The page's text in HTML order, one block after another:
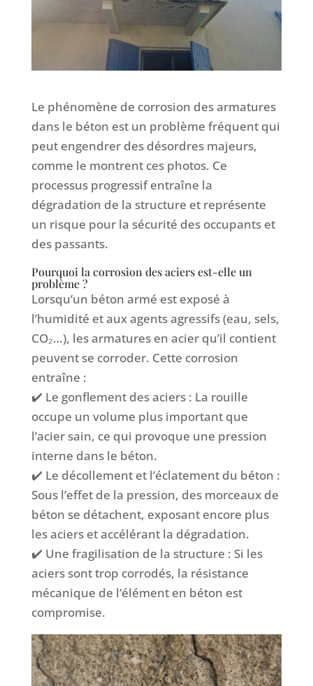
Le phénomène de corrosion des armatures
dans le béton est un problème fréquent qui
peut engendrer des désordres majeurs,
comme le montrent ces photos. Ce
processus progressif entraîne la
dégradation de la structure et représente
un risque pour la sécurité des occupants et
des passants.
Pourquoi la corrosion des aciers est-elle un
problème ?
Lorsqu’un béton armé est exposé à
l’humidité et aux agents agressifs (eau, sels,
CO₂…), les armatures en acier qu’il contient
peuvent se corroder. Cette corrosion
entraîne :
✔️ Le gonflement des aciers : La rouille
occupe un volume plus important que
l’acier sain, ce qui provoque une pression
interne dans le béton.
✔️ Le décollement et l’éclatement du béton :
Sous l’effet de la pression, des morceaux de
béton se détachent, exposant encore plus
les aciers et accélérant la dégradation.
✔️ Une fragilisation de la structure : Si les
aciers sont trop corrodés, la résistance
mécanique de l’élément en béton est
compromise.